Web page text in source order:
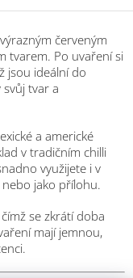
výrazným červeným
tvarem. Po uvařenísi
jsou ideální do
svůj tvar a
a americké
v tradičním chilli
využijete i v
nebo jako přílohu.
čímž se zkrátí doba
mají jemnou,